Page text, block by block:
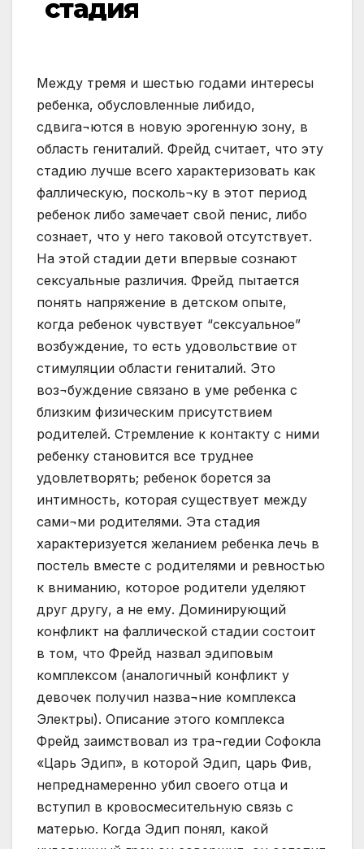
стадия
Между тремя и шестью годами интересы
ребенка, обусловленные либидо,
сдвига¬ются в новую эрогенную зону, в
область гениталий. Фрейд считает, что эту
стадию лучше всего характеризовать как
фаллическую, посколь¬ку в этот период
ребенок либо замечает свой пенис, либо
сознает, что у него таковой отсутствует.
На этой стадии дети впервые сознают
сексуальные различия. Фрейд пытается
понять напряжение в детском опыте,
когда ребенок чувствует “сексуальное”
возбуждение, то есть удовольствие от
стимуляции области гениталий. Это
воз¬буждение связано в уме ребенка с
близким физическим присутствием
родителей. Стремление к контакту с ними
ребенку становится все труднее
удовлетворять; ребенок борется за
интимность, которая существует между
сами¬ми родителями. Эта стадия
характеризуется желанием ребенка лечь в
постель вместе с родителями и ревностью
к вниманию, которое родители уделяют
друг другу, а не ему. Доминирующий
конфликт на фаллической стадии состоит
в том, что Фрейд назвал эдиповым
комплексом (аналогичный конфликт у
девочек получил назва¬ние комплекса
Электры). Описание этого комплекса
Фрейд заимствовал из тра¬гедии Софокла
«Царь Эдип», в которой Эдип, царь Фив,
непреднамеренно убил своего отца и
вступил в кровосмесительную связь с
матерью. Когда Эдип понял, какой